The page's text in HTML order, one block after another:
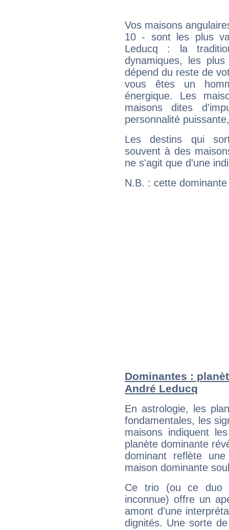
Vos maisons
10 - sont les plus
Leducq : la
dynamiques, les
dépend du reste de
vous êtes un
énergique. Les
maisons dites
personnalité
Les destins qui
souvent à des
ne s'agit que d'une
N.B. : cette
Dominantes :
André Leducq
En astrologie, les
fondamentales, les
maisons indiquent
planète dominante
dominant reflète
maison dominante
Ce trio (ou ce duo
inconnue) offre un
amont d'une
dignités. Une sorte